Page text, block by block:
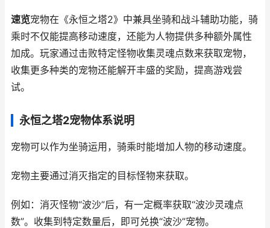
速览宠物在《永恒之塔2》中兼具坐骑和战斗辅助功能，骑
乘时不仅能提高移动速度，还能为人物提供多种额外属性
加成。玩家通过击败特定怪物收集灵魂点数来获取宠物，
收集更多种类的宠物还能解开丰盛的奖励，提高游戏尝
试。
永恒之塔2宠物体系说明
宠物可以作为坐骑运用，骑乘时能增加人物的移动速度。
宠物主要通过消灭指定的目标怪物来获取。
例如：消灭怪物“波沙”后，有一定概率获取“波沙灵魂点
数”。收集到特定数量后，即可兑换“波沙”宠物。